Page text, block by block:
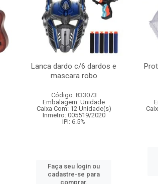
Lanca dardo c/6 dardos e
mascara robo
Código: 833073
Embalagem: Unidade
Caixa Com: 12 Unidade(s)
Inmetro: 005519/2020
IPI: 6.5%
Faça seu login ou
cadastre-se para
comprar.